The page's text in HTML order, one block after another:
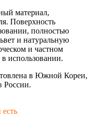
материал,
Поверхность
полностью
и натуральную
и частном
в использовании.
в Южной Кореи,
России.